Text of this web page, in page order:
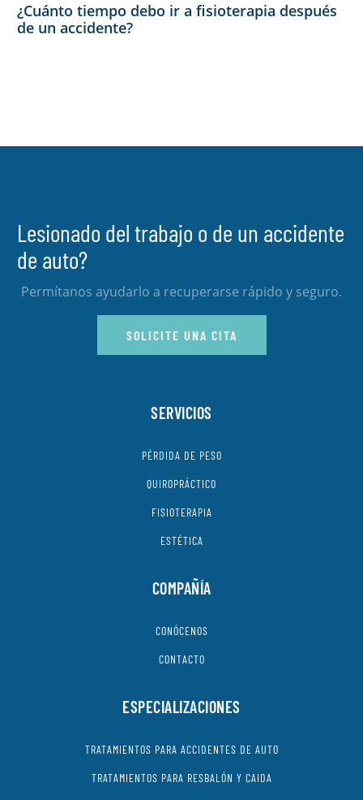
¿Cuánto tiempo debo ir a fisioterapia después
de un accidente?
Lesionado del trabajo o de un accidente
de auto?
Permítanos ayudarlo a recuperarse rápido y seguro.
SOLICITE UNA CITA
SERVICIOS
PÉRDIDA DE PESO
QUIROPRÁCTICO
FISIOTERAPIA
ESTÉTICA
COMPAÑÍA
CONÓCENOS
CONTACTO
ESPECIALIZACIONES
TRATAMIENTOS PARA ACCIDENTES DE AUTO
TRATAMIENTOS PARA RESBALÓN Y CAIDA